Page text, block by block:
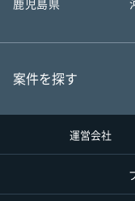
鹿児島県
案件を探す
運営会社